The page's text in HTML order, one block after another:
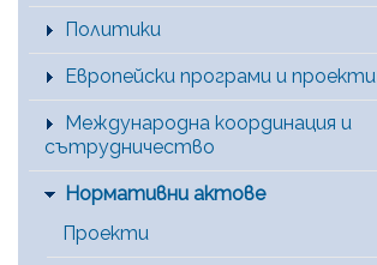
Политики
Европейски програми и проекти
Международна координация и
сътрудничество
Нормативни актове
Проекти